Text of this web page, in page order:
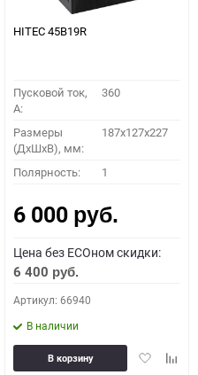
HITEC 45B19R
Пусковой ток,
A:
360
Размеры
(ДхШхВ), мм:
187x127x227
Полярность: 1
6 000 руб.
Цена без ECOном скидки:
6 400 руб.
Артикул: 66940
В наличии
Добавить
В корзину